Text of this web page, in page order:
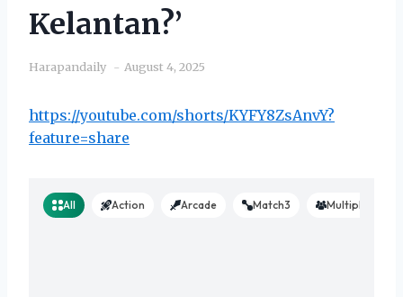
Kelantan?’
Harapandaily August 4, 2025
https://youtube.com/shorts/KYFY8ZsAnvY?
feature=share